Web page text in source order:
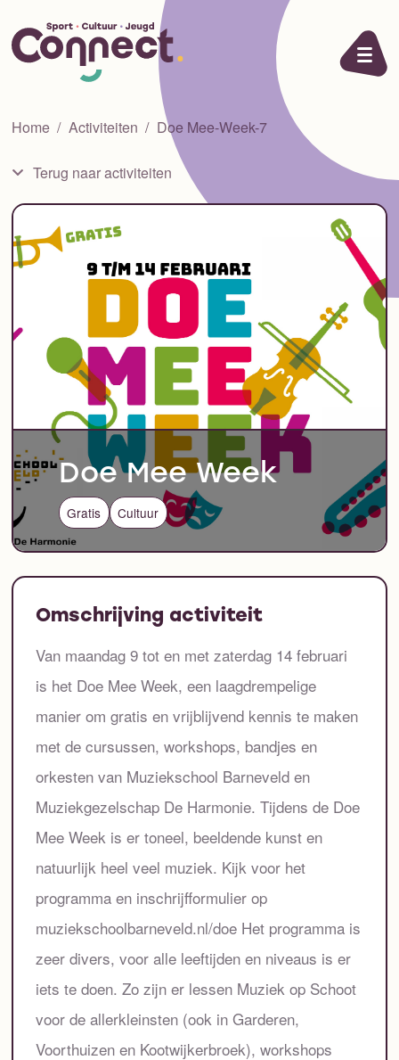
Ga naar de inhoud
Home Activiteiten Doe Mee-Week-7
Terug naar activiteiten
Doe Mee Week
Gratis Cultuur
Omschrijving activiteit
Van maandag 9 tot en met zaterdag 14 februari
is het Doe Mee Week, een laagdrempelige
manier om gratis en vrijblijvend kennis te maken
met de cursussen, workshops, bandjes en
orkesten van Muziekschool Barneveld en
Muziekgezelschap De Harmonie. Tijdens de Doe
Mee Week is er toneel, beeldende kunst en
natuurlijk heel veel muziek. Kijk voor het
programma en inschrijfformulier op
muziekschoolbarneveld.nl/doe Het programma is
zeer divers, voor alle leeftijden en niveaus is er
iets te doen. Zo zijn er lessen Muziek op Schoot
voor de allerkleinsten (ook in Garderen,
Voorthuizen en Kootwijkerbroek), workshops